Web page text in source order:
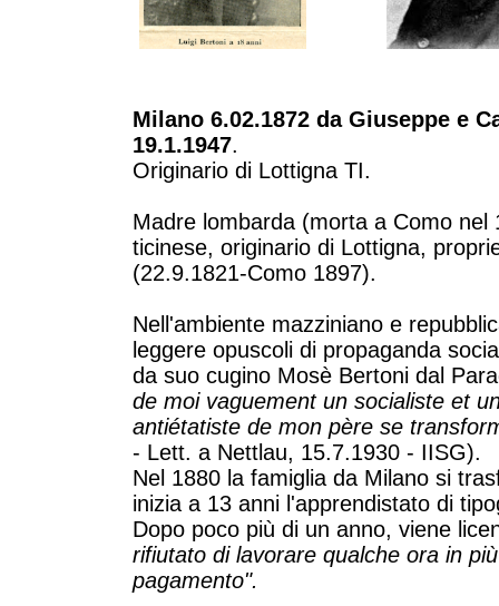
Milano 6.02.1872 da Giuseppe e
19.1.1947.
Originario di Lottigna TI.
Madre lombarda (morta a Como
ticinese, originario di Lottigna,
(22.9.1821-Como 1897).
Nell'ambiente mazziniano e
leggere opuscoli di propaganda
da suo cugino Mosè Bertoni dal
de moi vaguement un socialiste et
antiétatiste de mon père se
- Lett. a Nettlau, 15.7.1930 - IISG).
Nel 1880 la famiglia da Milano si
inizia a 13 anni l'apprendistato di
Dopo poco più di un anno, viene
rifiutato di lavorare qualche ora in
pagamento".